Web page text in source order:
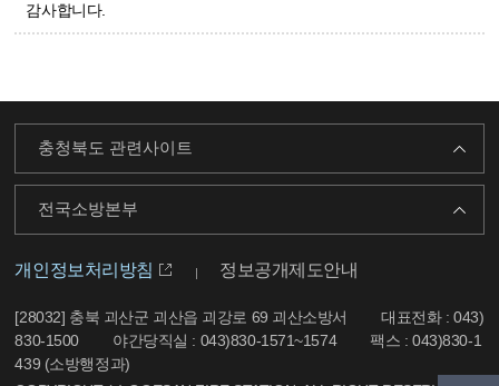
감사합니다.
충청북도 관련사이트
전국소방본부
개인정보처리방침 정보공개제도안내
[28032] 충북 괴산군 괴산읍 괴강로 69 괴산소방서
대표전화 : 043)
830-1500
야간당직실 : 043)830-1571~1574
팩스 : 043)830-1
439 (소방행정과)